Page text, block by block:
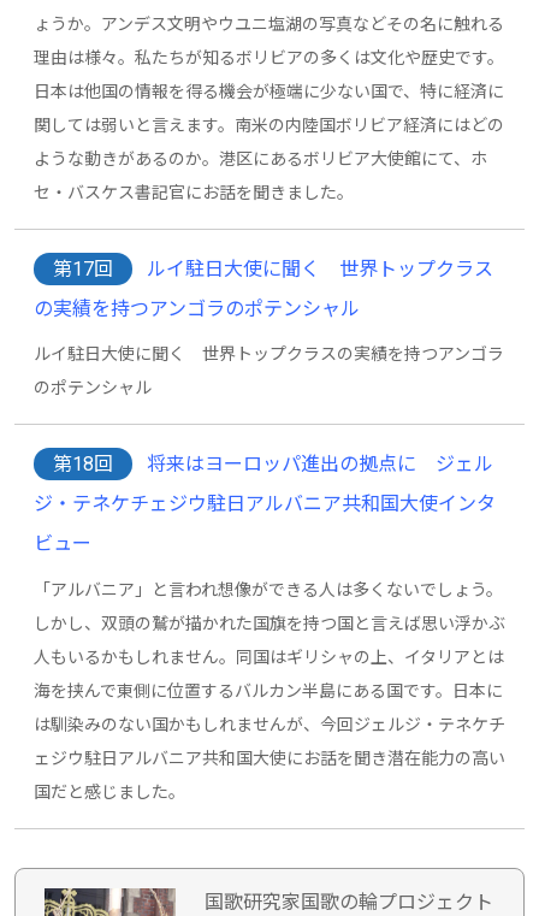
ょうか。アンデス文明やウユニ塩湖の写真などその名に触れる
理由は様々。私たちが知るボリビアの多くは文化や歴史です。
日本は他国の情報を得る機会が極端に少ない国で、特に経済に
関しては弱いと言えます。南米の内陸国ボリビア経済にはどの
ような動きがあるのか。港区にあるボリビア大使館にて、ホ
セ・バスケス書記官にお話を聞きました。
第17回
ルイ駐日大使に聞く 世界トップクラス
の実績を持つアンゴラのポテンシャル
ルイ駐日大使に聞く 世界トップクラスの実績を持つアンゴラ
のポテンシャル
第18回
将来はヨーロッパ進出の拠点に ジェル
ジ・テネケチェジウ駐日アルバニア共和国大使インタ
ビュー
「アルバニア」と言われ想像ができる人は多くないでしょう。
しかし、双頭の鷲が描かれた国旗を持つ国と言えば思い浮かぶ
人もいるかもしれません。同国はギリシャの上、イタリアとは
海を挟んで東側に位置するバルカン半島にある国です。日本に
は馴染みのない国かもしれませんが、今回ジェルジ・テネケチ
ェジウ駐日アルバニア共和国大使にお話を聞き潜在能力の高い
国だと感じました。
国歌研究家国歌の輪プロジェクト